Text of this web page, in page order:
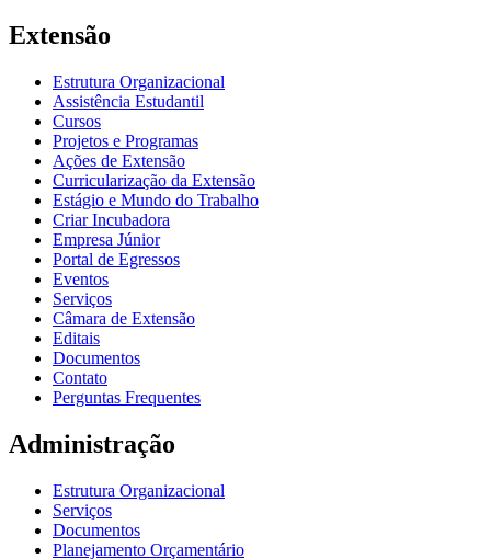
Extensão
Estrutura Organizacional
Assistência Estudantil
Cursos
Projetos e Programas
Ações de Extensão
Curricularização da Extensão
Estágio e Mundo do Trabalho
Criar Incubadora
Empresa Júnior
Portal de Egressos
Eventos
Serviços
Câmara de Extensão
Editais
Documentos
Contato
Perguntas Frequentes
Administração
Estrutura Organizacional
Serviços
Documentos
Planejamento Orçamentário